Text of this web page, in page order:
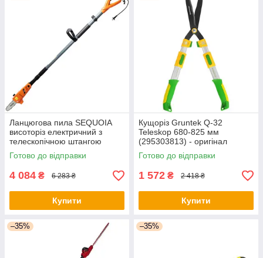
Ланцюгова пила SEQUOIA
висоторіз електричний з
телескопічною штангою
(SEPS0810) - оригінал
Готово до відправки
4 084 ₴ 6 283 ₴
Купити
Кущоріз Gruntek Q-32
Teleskop 680-825 мм
(295303813) - оригінал
Готово до відправки
1 572 ₴ 2 418 ₴
Купити
–35% –35%